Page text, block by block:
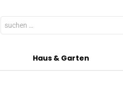
Search
for:
Haus & Garten